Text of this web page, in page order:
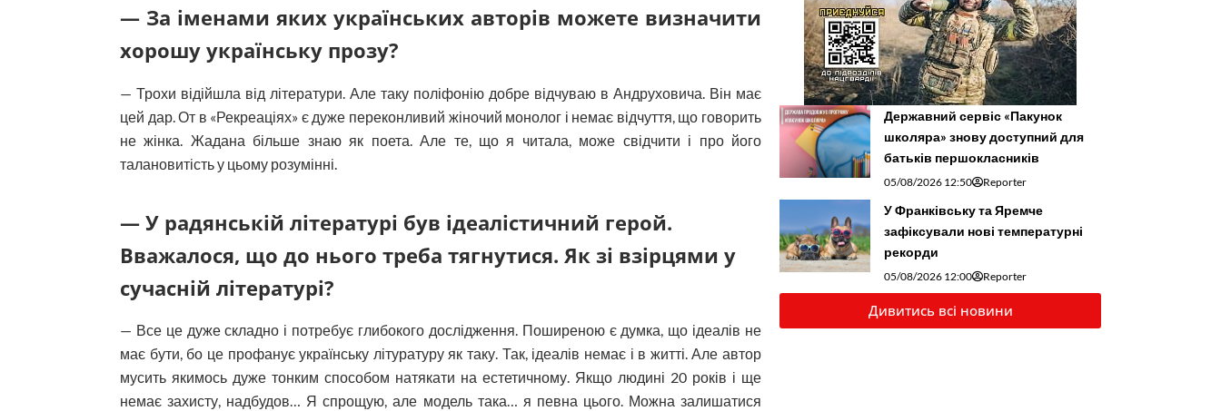
— За іменами яких українських авторів можете визначити
хорошу українську прозу?
— Трохи відійшла від літератури. Але таку поліфонію добре відчуваю в Андруховича. Він має
цей дар. От в «Рекреаціях» є дуже переконливий жіночий монолог і немає відчуття, що говорить
не жінка. Жадана більше знаю як поета. Але те, що я читала, може свідчити і про його
талановитість у цьому розумінні.
— У радянській літературі був ідеалістичний герой.
Вважалося, що до нього треба тягнутися. Як зі взірцями у
сучасній літературі?
— Все це дуже складно і потребує глибокого дослідження. Поширеною є думка, що ідеалів не
має бути, бо це профанує українську літуратуру як таку. Так, ідеалів немає і в житті. Але автор
мусить якимось дуже тонким способом натякати на естетичному. Якщо людині 20 років і ще
немає захисту, надбудов… Я спрощую, але модель така… я певна цього. Можна залишатися
Державний сервіс «Пакунок
школяра» знову доступний для
батьків першокласників
05/08/2026 12:50 Reporter
У Франківську та Яремче
зафіксували нові температурні
рекорди
05/08/2026 12:00 Reporter
Дивитись всі новини